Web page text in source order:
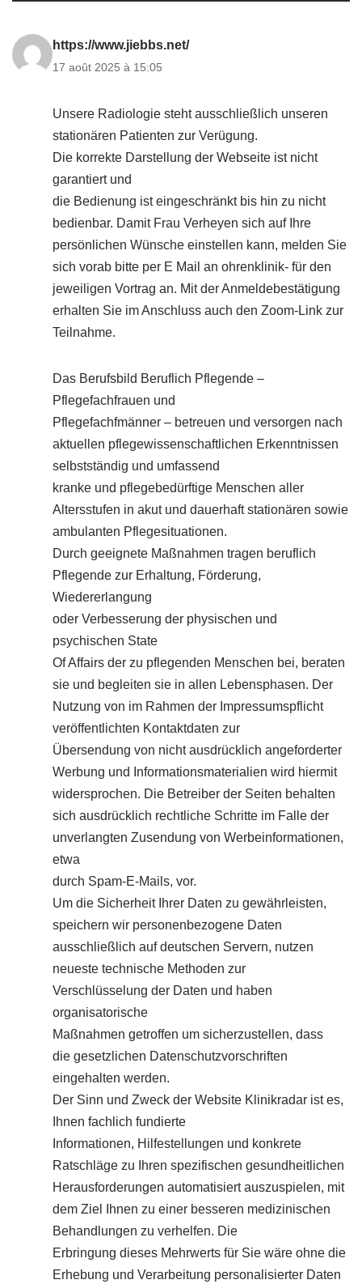
https://www.jiebbs.net/
17 août 2025 à 15:05
Unsere Radiologie steht ausschließlich unseren
stationären Patienten zur Verügung.
Die korrekte Darstellung der Webseite ist nicht
garantiert und
die Bedienung ist eingeschränkt bis hin zu nicht
bedienbar. Damit Frau Verheyen sich auf Ihre
persönlichen Wünsche einstellen kann, melden Sie
sich vorab bitte per E Mail an ohrenklinik- für den
jeweiligen Vortrag an. Mit der Anmeldebestätigung
erhalten Sie im Anschluss auch den Zoom-Link zur
Teilnahme.
Das Berufsbild Beruflich Pflegende –
Pflegefachfrauen und
Pflegefachfmänner – betreuen und versorgen nach
aktuellen pflegewissenschaftlichen Erkenntnissen
selbstständig und umfassend
kranke und pflegebedürftige Menschen aller
Altersstufen in akut und dauerhaft stationären sowie
ambulanten Pflegesituationen.
Durch geeignete Maßnahmen tragen beruflich
Pflegende zur Erhaltung, Förderung,
Wiedererlangung
oder Verbesserung der physischen und
psychischen State
Of Affairs der zu pflegenden Menschen bei, beraten
sie und begleiten sie in allen Lebensphasen. Der
Nutzung von im Rahmen der Impressumspflicht
veröffentlichten Kontaktdaten zur
Übersendung von nicht ausdrücklich angeforderter
Werbung und Informationsmaterialien wird hiermit
widersprochen. Die Betreiber der Seiten behalten
sich ausdrücklich rechtliche Schritte im Falle der
unverlangten Zusendung von Werbeinformationen,
etwa
durch Spam-E-Mails, vor.
Um die Sicherheit Ihrer Daten zu gewährleisten,
speichern wir personenbezogene Daten
ausschließlich auf deutschen Servern, nutzen
neueste technische Methoden zur
Verschlüsselung der Daten und haben
organisatorische
Maßnahmen getroffen um sicherzustellen, dass
die gesetzlichen Datenschutzvorschriften
eingehalten werden.
Der Sinn und Zweck der Website Klinikradar ist es,
Ihnen fachlich fundierte
Informationen, Hilfestellungen und konkrete
Ratschläge zu Ihren spezifischen gesundheitlichen
Herausforderungen automatisiert auszuspielen, mit
dem Ziel Ihnen zu einer besseren medizinischen
Behandlungen zu verhelfen. Die
Erbringung dieses Mehrwerts für Sie wäre ohne die
Erhebung und Verarbeitung personalisierter Daten